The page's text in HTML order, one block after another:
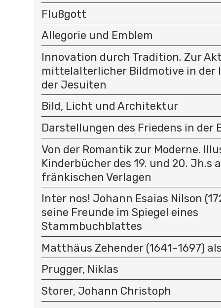
Flußgott
Allegorie und Emblem
Innovation durch Tradition. Zur
mittelalterlicher Bildmotive in der
der Jesuiten
Bild, Licht und Architektur
Darstellungen des Friedens in der
Von der Romantik zur Moderne.
Kinderbücher des 19. und 20. Jh.s
fränkischen Verlagen
Inter nos! Johann Esaias Nilson
seine Freunde im Spiegel eines
Stammbuchblattes
Matthäus Zehender (1641-1697)
Prugger, Niklas
Storer, Johann Christoph